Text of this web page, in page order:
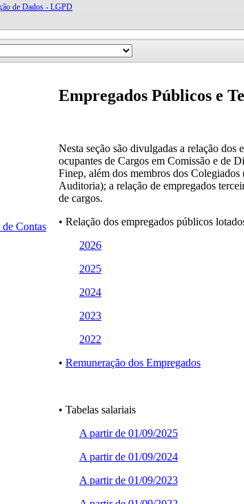
de Dados - LGPD
Empregados Públicos e
Nesta seção são divulgadas a relação
ocupantes de Cargos em Comissão e de
Finep, além dos membros dos
Auditoria); a relação de empregados
de cargos.
• Relação dos empregados públicos
2026
2025
2024
2023
2022
• Remuneração dos Empregados
• Tabelas salariais
A partir de 01/09/2025
A partir de 01/09/2024
A partir de 01/09/2023
de Contas